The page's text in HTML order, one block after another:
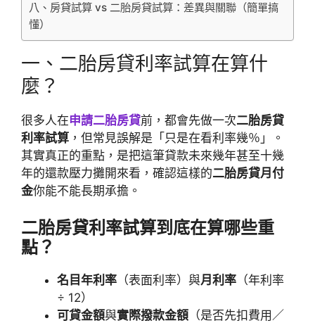
八、房貸試算 vs 二胎房貸試算：差異與關聯（簡單搞
懂）
一、二胎房貸利率試算在算什
麼？
很多人在申請二胎房貸前，都會先做一次二胎房貸
利率試算 ，但常見誤解是「只是在看利率幾％」。
其實真正的重點，是把這筆貸款未來幾年甚至十幾
年的還款壓力攤開來看，確認這樣的二胎房貸月付
金你能不能長期承擔。
二胎房貸利率試算到底在算哪些重
點？
名目年利率 （表面利率）與月利率 （年利率
÷ 12）
可貸金額與實際撥款金額 （是否先扣費用／